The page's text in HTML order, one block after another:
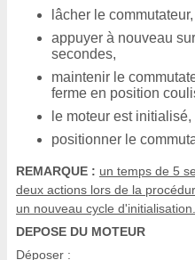
lâcher le commutateur,
appuyer à nouveau
secondes,
maintenir le
ferme en position
le moteur est initialisé,
positionner le
REMARQUE : un temps de 5
deux actions lors de la
un nouveau cycle d'initialisation.
DEPOSE DU MOTEUR
Déposer :